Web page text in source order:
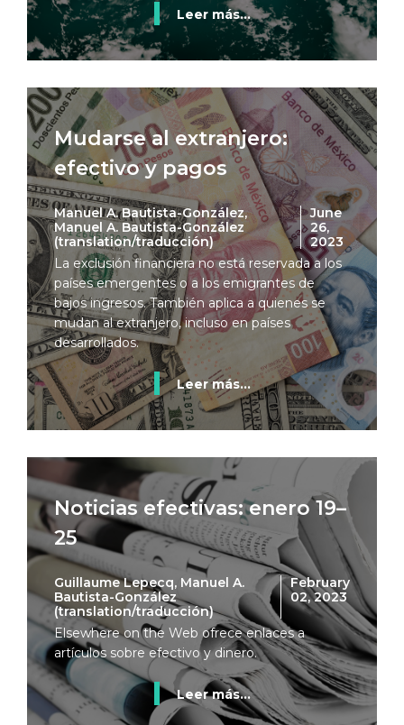
Leer más...
Mudarse al extranjero:
efectivo y pagos
Manuel A. Bautista-González,
Manuel A. Bautista-González
(translation/traducción)
June
26,
2023
La exclusión financiera no está reservada a los
países emergentes o a los emigrantes de
bajos ingresos. También aplica a quienes se
mudan al extranjero, incluso en países
desarrollados.
Leer más...
Noticias efectivas: enero 19–
25
Guillaume Lepecq, Manuel A.
Bautista-González
(translation/traducción)
February
02, 2023
Elsewhere on the Web ofrece enlaces a
artículos sobre efectivo y dinero.
Leer más...